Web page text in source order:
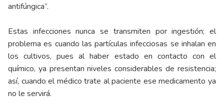
antifúngica”.
Estas infecciones nunca se transmiten por ingestión; el
problema es cuando las partículas infecciosas se inhalan en
los cultivos, pues al haber estado en contacto con el
químico, ya presentan niveles considerables de resistencia;
así, cuando el médico trate al paciente ese medicamento ya
no le servirá.